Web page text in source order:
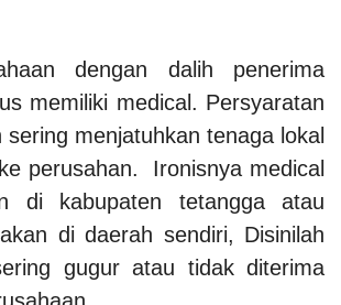
dengan dalih penerima
memiliki medical. Persyaratan
sering menjatuhkan tenaga lokal
perusahan. Ironisnya medical
di kabupaten tetangga atau
di daerah sendiri, Disinilah
gugur atau tidak diterima